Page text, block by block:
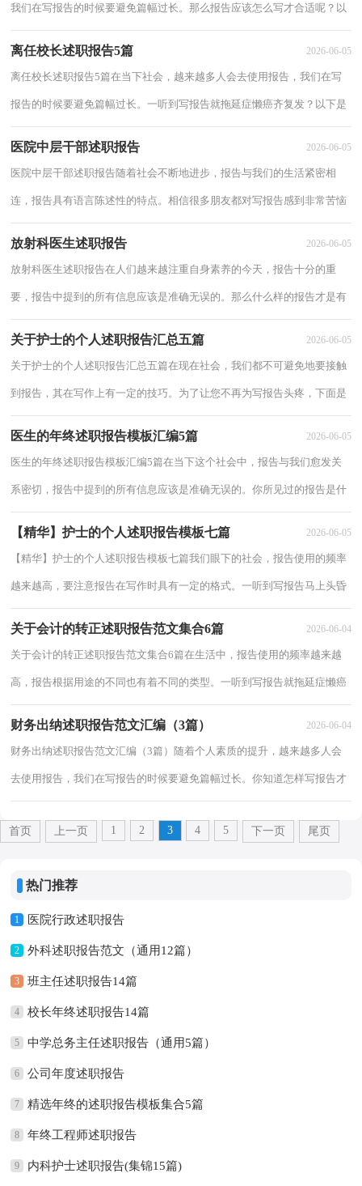
我们在写报告的时候要避免篇幅过长。那么报告应该怎么写才合适呢？以
下是小编整理的护士的个人述职报告7篇，仅...
离任校长述职报告5篇 2026-06-05
离任校长述职报告5篇在当下社会，越来越多人会去使用报告，我们在写
报告的时候要避免篇幅过长。一听到写报告就拖延症懒癌齐复发？以下是
小编为大家整理的离任校长述职报告5篇，供大...
医院中层干部述职报告 2026-06-05
医院中层干部述职报告随着社会不断地进步，报告与我们的生活紧密相
连，报告具有语言陈述性的特点。相信很多朋友都对写报告感到非常苦恼
吧，下面是小编帮大家整理的医院中层干部述...
放射科医生述职报告 2026-06-05
放射科医生述职报告在人们越来越注重自身素养的今天，报告十分的重
要，报告中提到的所有信息应该是准确无误的。那么什么样的报告才是有
效的呢？下面是小编整理的放射科医生述职报...
关于护士的个人述职报告汇总五篇 2026-06-05
关于护士的个人述职报告汇总五篇在现在社会，我们都不可避免地要接触
到报告，其在写作上有一定的技巧。为了让您不再为写报告头疼，下面是
小编帮大家整理的护士的个人述职报告5篇，...
医生的年终述职报告模板汇编5篇 2026-06-05
医生的年终述职报告模板汇编5篇在当下这个社会中，报告与我们愈发关
系密切，报告中提到的所有信息应该是准确无误的。你所见过的报告是什
么样的呢？下面是小编精心整理的医生的年...
【精华】护士的个人述职报告模板七篇 2026-06-05
【精华】护士的个人述职报告模板七篇我们眼下的社会，报告使用的频率
越来越高，要注意报告在写作时具有一定的格式。一听到写报告马上头昏
脑涨？以下是小编帮大家整理的护士的个人...
关于会计的转正述职报告范文集合6篇 2026-06-04
关于会计的转正述职报告范文集合6篇在生活中，报告使用的频率越来越
高，报告根据用途的不同也有着不同的类型。一听到写报告就拖延症懒癌
齐复发？以下是小编为大家整理的会计的转...
财务出纳述职报告范文汇编（3篇） 2026-06-04
财务出纳述职报告范文汇编（3篇）随着个人素质的提升，越来越多人会
去使用报告，我们在写报告的时候要避免篇幅过长。你知道怎样写报告才
能写的好吗？以下是小编收集整理的财务出纳述...
首页 上一页 1 2 3 4 5 下一页 尾页
热门推荐
1 医院行政述职报告
2 外科述职报告范文（通用12篇）
3 班主任述职报告14篇
4 校长年终述职报告14篇
5 中学总务主任述职报告（通用5篇）
6 公司年度述职报告
7 精选年终的述职报告模板集合5篇
8 年终工程师述职报告
9 内科护士述职报告(集锦15篇)